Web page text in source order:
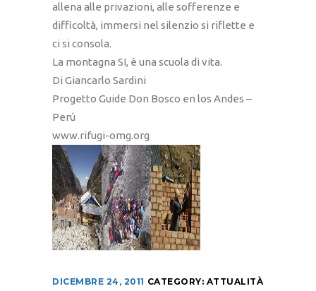
allena alle privazioni, alle sofferenze e
difficoltà, immersi nel silenzio si riflette e
ci si consola.
La montagna SI, è una scuola di vita.
Di Giancarlo Sardini
Progetto Guide Don Bosco en los Andes –
Perú
www.rifugi-omg.org
DICEMBRE 24, 2011 CATEGORY: ATTUALITÀ